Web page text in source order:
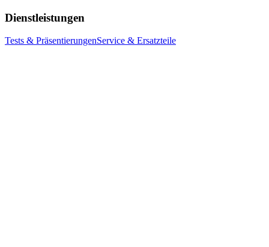
Dienstleistungen
Tests & PräsentierungenService & Ersatzteile